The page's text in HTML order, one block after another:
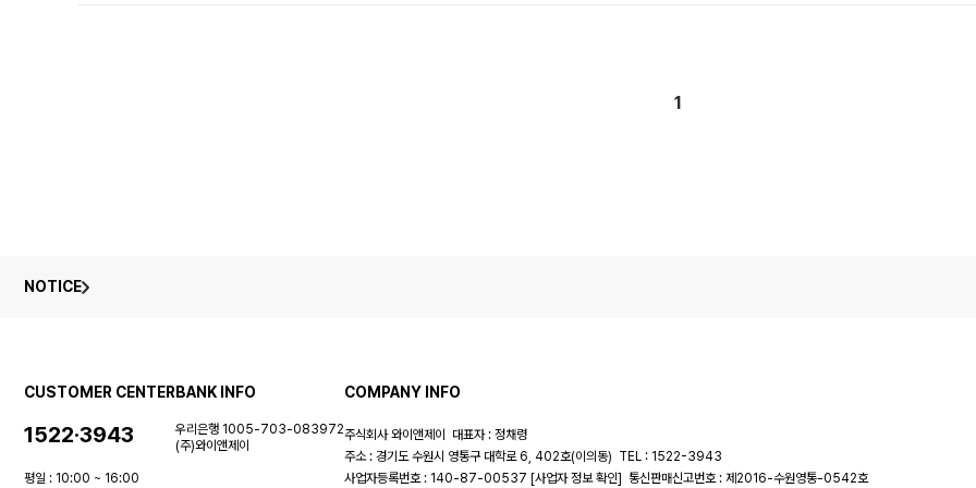
1
NOTICE
CUSTOMER CENTER
1522·3943
평일 : 10:00 ~ 16:00
BANK INFO
우리은행 1005-703-083972
(주)와이앤제이
COMPANY INFO
주식회사 와이앤제이
대표자 : 정채령
주소 : 경기도 수원시 영통구 대학로 6, 402호(이의동) TEL : 1522-3943
사업자등록번호 : 140-87-00537 [사업자 정보 확인] 통신판매신고번호 : 제2016-수원영통-0542호